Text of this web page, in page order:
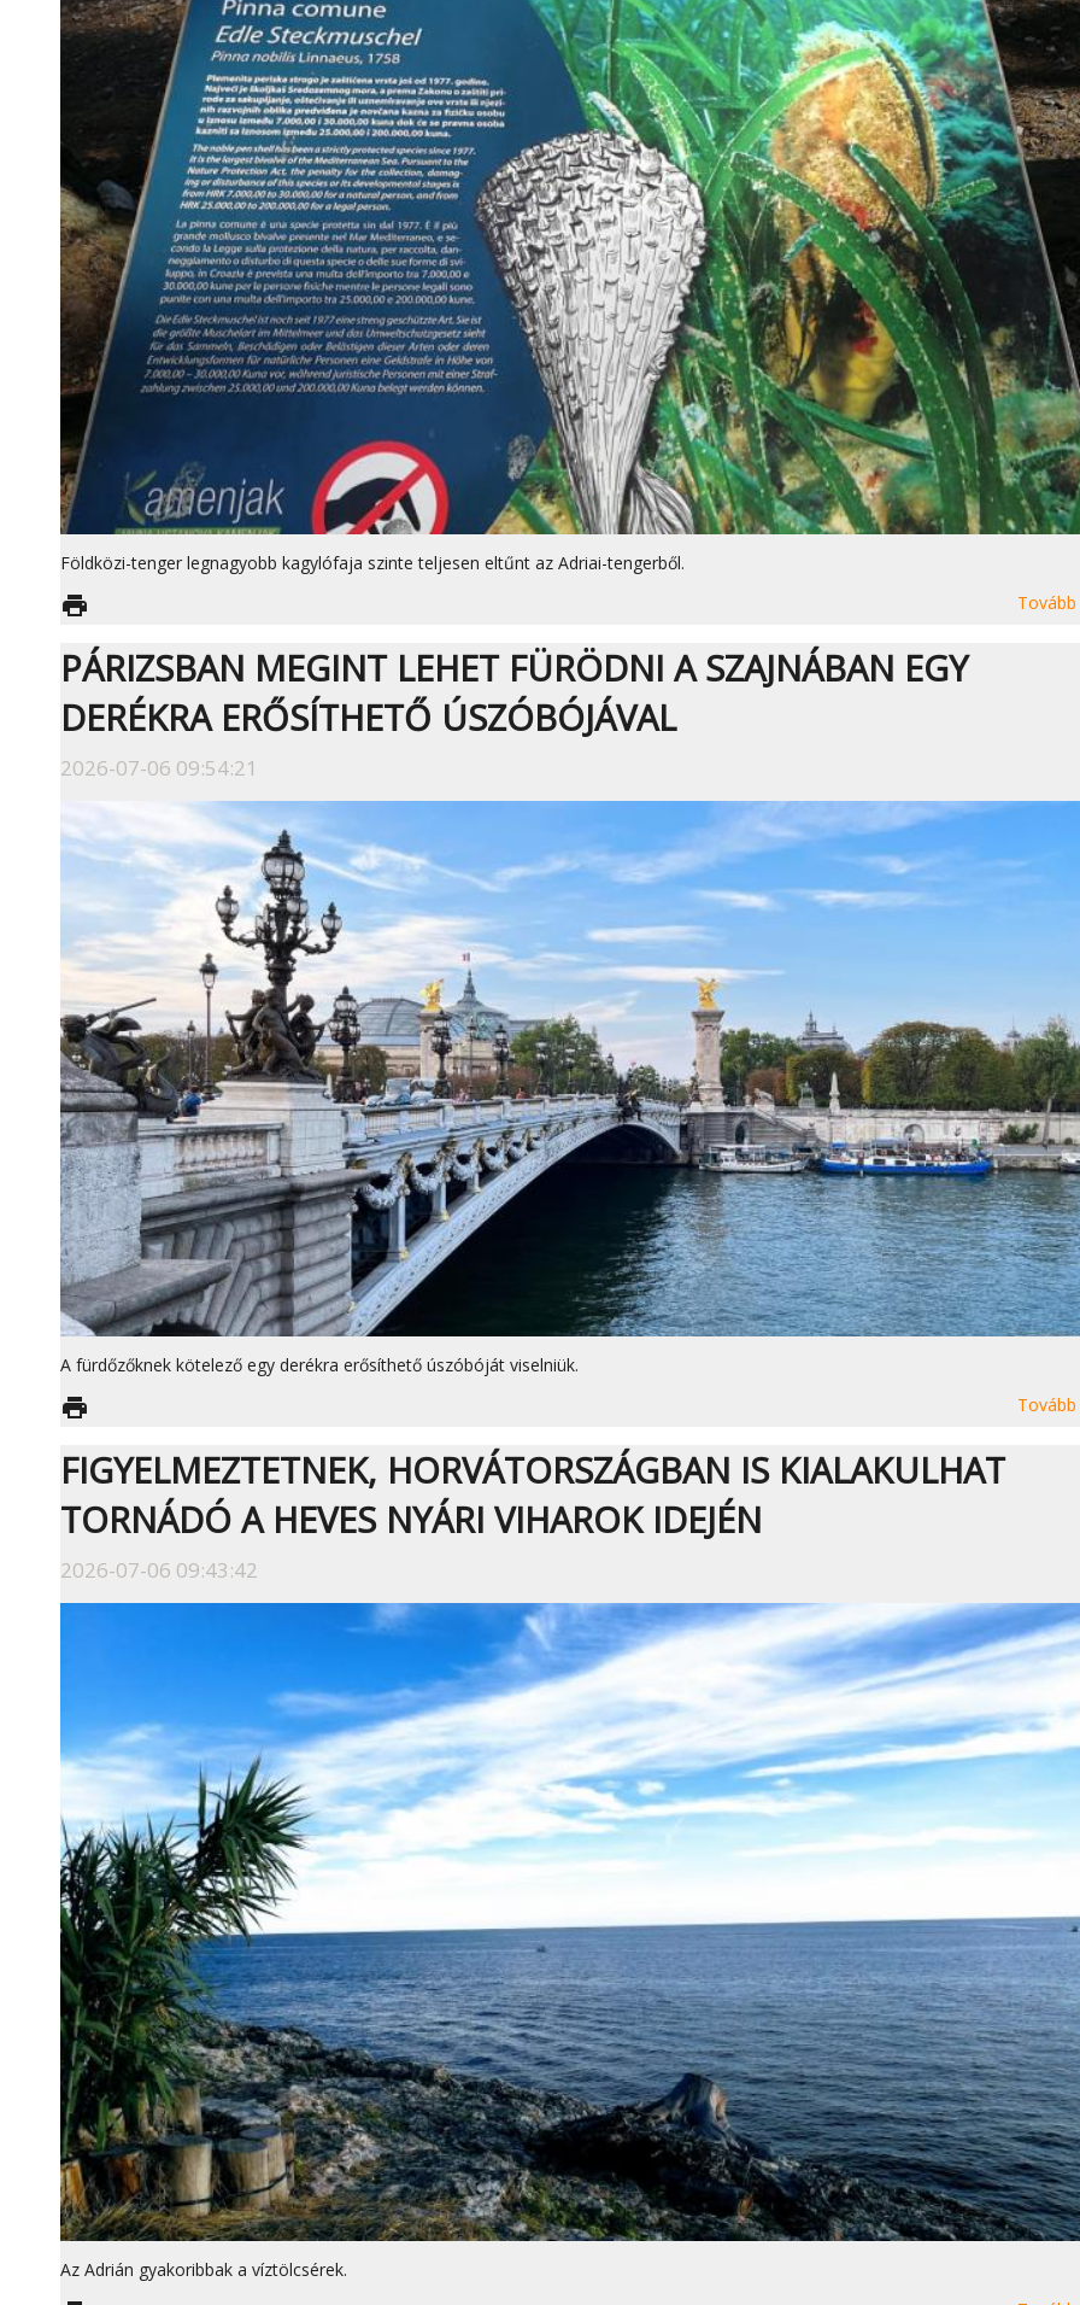
Földközi-tenger legnagyobb kagylófaja szinte teljesen eltűnt az Adriai-tengerből.
Tovább
print
PÁRIZSBAN MEGINT LEHET FÜRÖDNI A SZAJNÁBAN EGY
DERÉKRA ERŐSÍTHETŐ ÚSZÓBÓJÁVAL
2026-07-06 09:54:21
A fürdőzőknek kötelező egy derékra erősíthető úszóbóját viselniük.
Tovább
print
FIGYELMEZTETNEK, HORVÁTORSZÁGBAN IS KIALAKULHAT
TORNÁDÓ A HEVES NYÁRI VIHAROK IDEJÉN
2026-07-06 09:43:42
Az Adrián gyakoribbak a víztölcsérek.